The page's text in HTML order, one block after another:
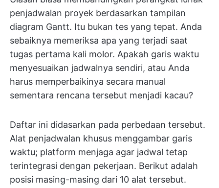
penjadwalan proyek berdasarkan tampilan
diagram Gantt. Itu bukan tes yang tepat. Anda
sebaiknya memeriksa apa yang terjadi saat
tugas pertama kali molor. Apakah garis waktu
menyesuaikan jadwalnya sendiri, atau Anda
harus memperbaikinya secara manual
sementara rencana tersebut menjadi kacau?
Daftar ini didasarkan pada perbedaan tersebut.
Alat penjadwalan khusus menggambar garis
waktu; platform menjaga agar jadwal tetap
terintegrasi dengan pekerjaan. Berikut adalah
posisi masing-masing dari 10 alat tersebut.